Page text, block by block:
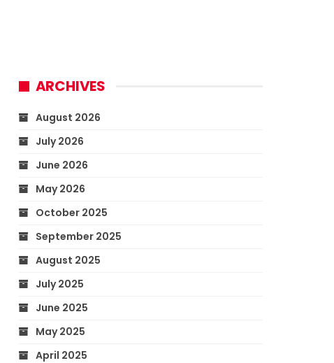
ARCHIVES
August 2026
July 2026
June 2026
May 2026
October 2025
September 2025
August 2025
July 2025
June 2025
May 2025
April 2025